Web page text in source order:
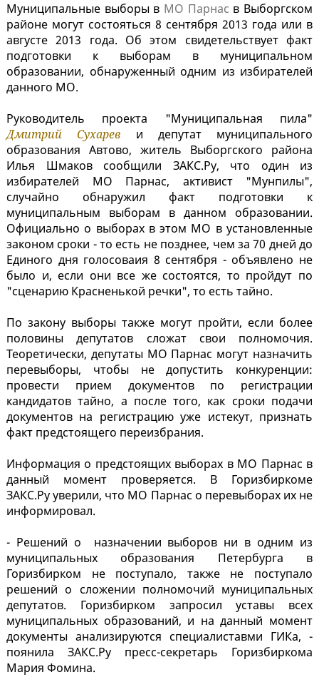
Муниципальные выборы в МО Парнас в Выборгском
районе могут состояться 8 сентября 2013 года или в
августе 2013 года. Об этом свидетельствует факт
подготовки к выборам в муниципальном
образовании, обнаруженный одним из избирателей
данного МО.
Руководитель проекта "Муниципальная пила"
Дмитрий Сухарев и депутат муниципального
образования Автово, житель Выборгского района
Илья Шмаков сообщили ЗАКС.Ру, что один из
избирателей МО Парнас, активист "Мунпилы",
случайно обнаружил факт подготовки к
муниципальным выборам в данном образовании.
Официально о выборах в этом МО в установленные
законом сроки - то есть не позднее, чем за 70 дней до
Единого дня голосоваия 8 сентября - объявлено не
было и, если они все же состоятся, то пройдут по
"сценарию Красненькой речки", то есть тайно.
По закону выборы также могут пройти, если более
половины депутатов сложат свои полномочия.
Теоретически, депутаты МО Парнас могут назначить
перевыборы, чтобы не допустить конкуренции:
провести прием документов по регистрации
кандидатов тайно, а после того, как сроки подачи
документов на регистрацию уже истекут, признать
факт предстоящего переизбрания.
Информация о предстоящих выборах в МО Парнас в
данный момент проверяется. В Горизбиркоме
ЗАКС.Ру уверили, что МО Парнас о перевыборах их не
информировал.
- Решений о назначении выборов ни в одним из
муниципальных образования Петербурга в
Горизбирком не поступало, также не поступало
решений о сложении полномочий муниципальных
депутатов. Горизбирком запросил уставы всех
муниципальных образований, и на данный момент
документы анализируются специалиставми ГИКа, -
поянила ЗАКС.Ру пресс-секретарь Горизбиркома
Мария Фомина.